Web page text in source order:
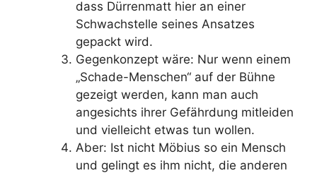
dass Dürrenmatt hier an einer
Schwachstelle seines Ansatzes
gepackt wird.
Gegenkonzept wäre: Nur wenn einem
„Schade-Menschen“ auf der Bühne
gezeigt werden, kann man auch
angesichts ihrer Gefährdung mitleiden
und vielleicht etwas tun wollen.
Aber: Ist nicht Möbius so ein Mensch
und gelingt es ihm nicht, die anderen